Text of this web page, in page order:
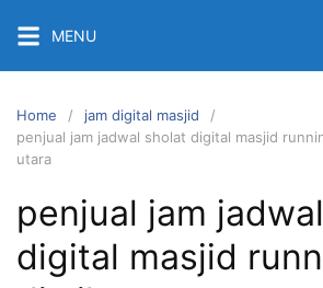
content
MENU
Home
jam digital masjid
penjual jam jadwal sholat digital masjid
utara
penjual jam
digital masjid